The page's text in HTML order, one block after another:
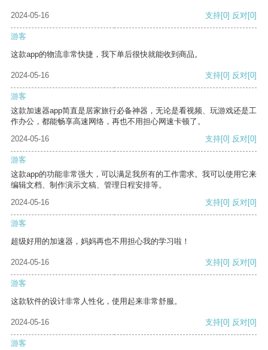
2024-05-16 支持[0] 反对[0]
游客
这款app的物流非常快捷，我下单后很快就能收到商品。
2024-05-16 支持[0] 反对[0]
游客
这款加速器app简直是居家旅行必备神器，无论是看视频、玩游戏还是工
作办公，都能畅享高速网络，再也不用担心网速卡顿了。
2024-05-16
支持[0] 反对[0]
游客
这款app的功能非常强大，可以满足我所有的工作需求。我可以使用它来
编辑文档、制作演示文稿、管理日程安排等。
2024-05-16
支持[0] 反对[0]
游客
超级好用的加速器，妈妈再也不用担心我的学习啦！
2024-05-16 支持[0] 反对[0]
游客
这款软件的设计非常人性化，使用起来非常舒服。
2024-05-16 支持[0] 反对[0]
游客